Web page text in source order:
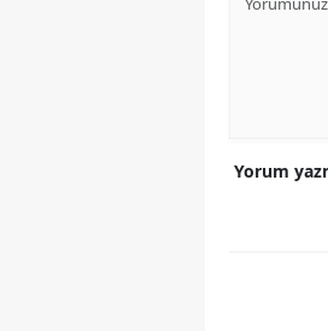
Yorum